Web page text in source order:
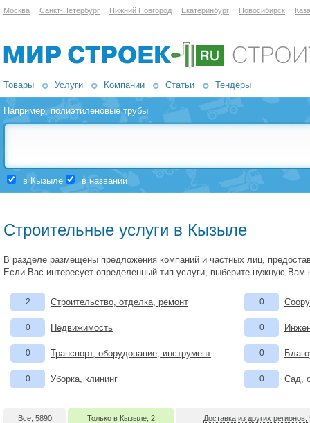
Москва Санкт-Петербург Нижний Новгород Екатеринбург Новосибирск
Товары Услуги Компании Статьи Тендеры
Например,полиэтиленовые трубы
в Кызыле в названии
Строительные услуги в Кызыле
В разделе размещены предложения компаний и частных лиц,
Если Вас интересует определенный тип услуги, выберите нужную Вам
2 Строительство, отделка, ремонт
0 Недвижимость
0 Транспорт, оборудование, инструмент
0 Уборка, клининг
0
0
0
0 Сад,
Все, 5890 Только в Кызыле, 2 Доставка из других регионов,